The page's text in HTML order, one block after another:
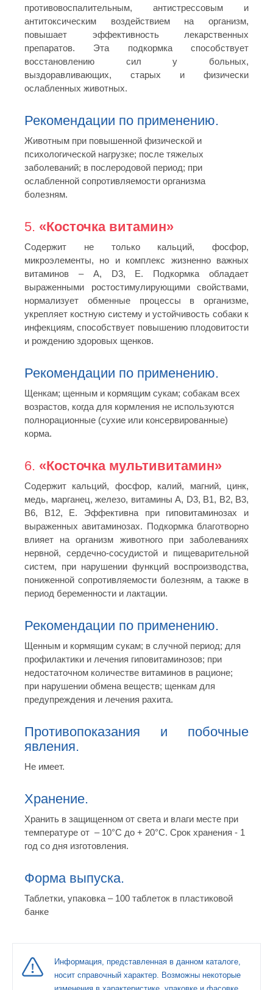
противовоспалительным, антистрессовым и
антитоксическим воздействием на организм,
повышает эффективность лекарственных
препаратов. Эта подкормка способствует
восстановлению сил у больных,
выздоравливающих, старых и физически
ослабленных животных.
Рекомендации по применению.
Животным при повышенной физической и
психологической нагрузке; после тяжелых
заболеваний; в послеродовой период; при
ослабленной сопротивляемости организма
болезням.
5. «Косточка витамин»
Содержит не только кальций, фосфор,
микроэлементы, но и комплекс жизненно важных
витаминов – А, D3, Е. Подкормка обладает
выраженными ростостимулирующими свойствами,
нормализует обменные процессы в организме,
укрепляет костную систему и устойчивость собаки к
инфекциям, способствует повышению плодовитости
и рождению здоровых щенков.
Рекомендации по применению.
Щенкам; щенным и кормящим сукам; собакам всех
возрастов, когда для кормления не используются
полнорационные (сухие или консервированные)
корма.
6. «Косточка мультивитамин»
Содержит кальций, фосфор, калий, магний, цинк,
медь, марганец, железо, витамины А, D3, В1, В2, В3,
В6, В12, E. Эффективна при гиповитаминозах и
выраженных авитаминозах. Подкормка благотворно
влияет на организм животного при заболеваниях
нервной, сердечно-сосудистой и пищеварительной
систем, при нарушении функций воспроизводства,
пониженной сопротивляемости болезням, а также в
период беременности и лактации.
Рекомендации по применению.
Щенным и кормящим сукам; в случной период; для
профилактики и лечения гиповитаминозов; при
недостаточном количестве витаминов в рационе;
при нарушении обмена веществ; щенкам для
предупреждения и лечения рахита.
Противопоказания и побочные
явления.
Не имеет.
Хранение.
Хранить в защищенном от света и влаги месте при
температуре от – 10°С до + 20°С. Срок хранения - 1
год со дня изготовления.
Форма выпуска.
Таблетки, упаковка – 100 таблеток в пластиковой
банке
Информация, представленная в данном каталоге,
носит справочный характер. Возможны некоторые